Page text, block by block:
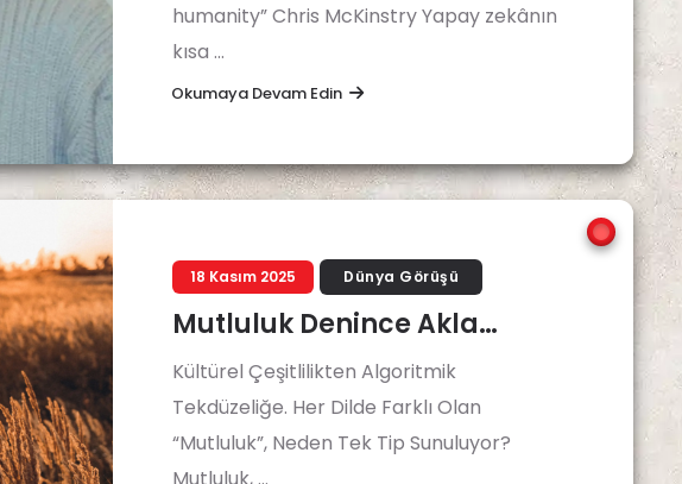
humanity” Chris McKinstry Yapay zekânın
kısa ...
Okumaya Devam Edin
18 Kasım 2025 Dünya Görüşü
Mutluluk Denince Akla…
Kültürel Çeşitlilikten Algoritmik
Tekdüzeliğe. Her Dilde Farklı Olan
“Mutluluk”, Neden Tek Tip Sunuluyor?